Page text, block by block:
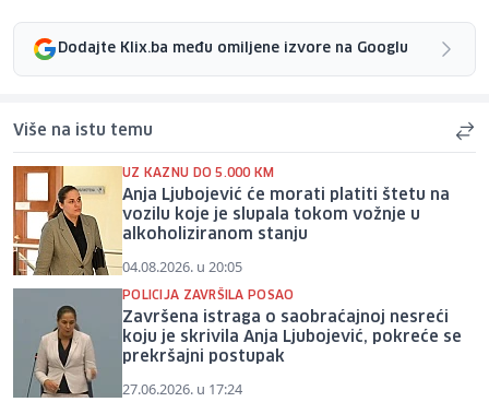
Dodajte Klix.ba među omiljene izvore na Googlu
Više na istu temu
UZ KAZNU DO 5.000 KM
Anja Ljubojević će morati platiti štetu na
vozilu koje je slupala tokom vožnje u
alkoholiziranom stanju
04.08.2026. u 20:05
POLICIJA ZAVRŠILA POSAO
Završena istraga o saobraćajnoj nesreći
koju je skrivila Anja Ljubojević, pokreće se
prekršajni postupak
27.06.2026. u 17:24